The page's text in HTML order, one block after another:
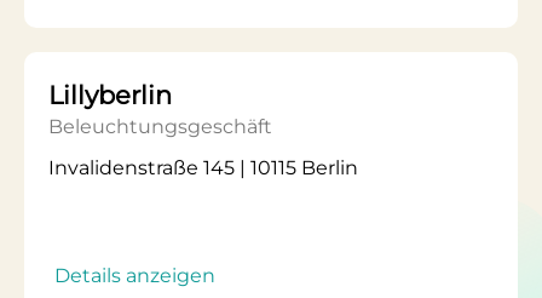
Lillyberlin
Beleuchtungsgeschäft
Invalidenstraße 145 | 10115 Berlin
Details anzeigen